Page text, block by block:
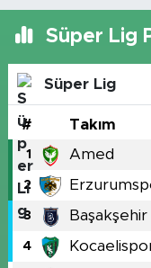
Süper Lig
Süper Lig
# Takım
1 Amed
2
3 Başakşehir
4